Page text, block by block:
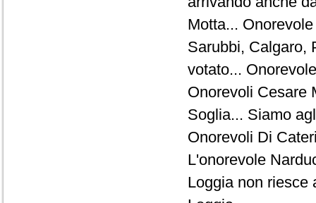
Motta...
Sarubbi, Calgaro,
votato...
Onorevoli Cesare
Soglia... Siamo
Onorevoli Di
L'onorevole
Loggia non riesce